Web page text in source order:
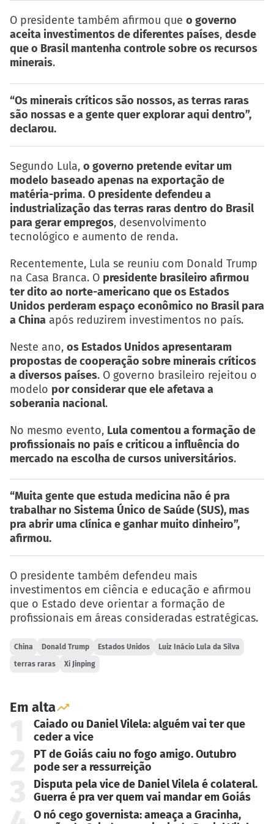
O presidente também afirmou que o governo
aceita investimentos de diferentes países, desde
que o Brasil mantenha controle sobre os recursos
minerais.
“Os minerais críticos são nossos, as terras raras
são nossas e a gente quer explorar aqui dentro”,
declarou.
Segundo Lula, o governo pretende evitar um
modelo baseado apenas na exportação de
matéria-prima. O presidente defendeu a
industrialização das terras raras dentro do Brasil
para gerar empregos, desenvolvimento
tecnológico e aumento de renda.
Recentemente, Lula se reuniu com Donald Trump
na Casa Branca. O presidente brasileiro afirmou
ter dito ao norte-americano que os Estados
Unidos perderam espaço econômico no Brasil para
a China após reduzirem investimentos no país.
Neste ano, os Estados Unidos apresentaram
propostas de cooperação sobre minerais críticos
a diversos países. O governo brasileiro rejeitou o
modelo por considerar que ele afetava a
soberania nacional.
No mesmo evento, Lula comentou a formação de
profissionais no país e criticou a influência do
mercado na escolha de cursos universitários.
“Muita gente que estuda medicina não é pra
trabalhar no Sistema Único de Saúde (SUS), mas
pra abrir uma clínica e ganhar muito dinheiro”,
afirmou.
O presidente também defendeu mais
investimentos em ciência e educação e afirmou
que o Estado deve orientar a formação de
profissionais em áreas consideradas estratégicas.
China Donald Trump Estados Unidos Luiz Inácio Lula da Silva
terras raras Xi Jinping
Em alta
Caiado ou Daniel Vilela: alguém vai ter que
ceder a vice
PT de Goiás caiu no fogo amigo. Outubro
pode ser a ressurreição
Disputa pela vice de Daniel Vilela é colateral.
Guerra é pra ver quem vai mandar em Goiás
O nó cego governista: ameaça a Gracinha,